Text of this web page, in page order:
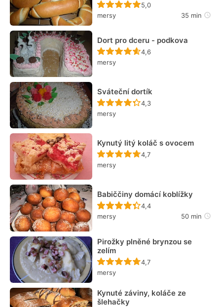
Recept ještě nebyl
5,0
mersy
35 min
Dort pro dceru - podkova
Recept ještě nebyl
4,6
mersy
Sváteční dortík
Recept ještě nebyl
4,3
mersy
Kynutý litý koláč s ovocem
Recept ještě nebyl
4,7
mersy
Babiččiny domácí koblížky
Recept ještě nebyl
4,4
mersy
50 min
Pirožky plněné brynzou se
zelím
Recept ještě nebyl
4,7
mersy
Kynuté záviny, koláče ze
šlehačky